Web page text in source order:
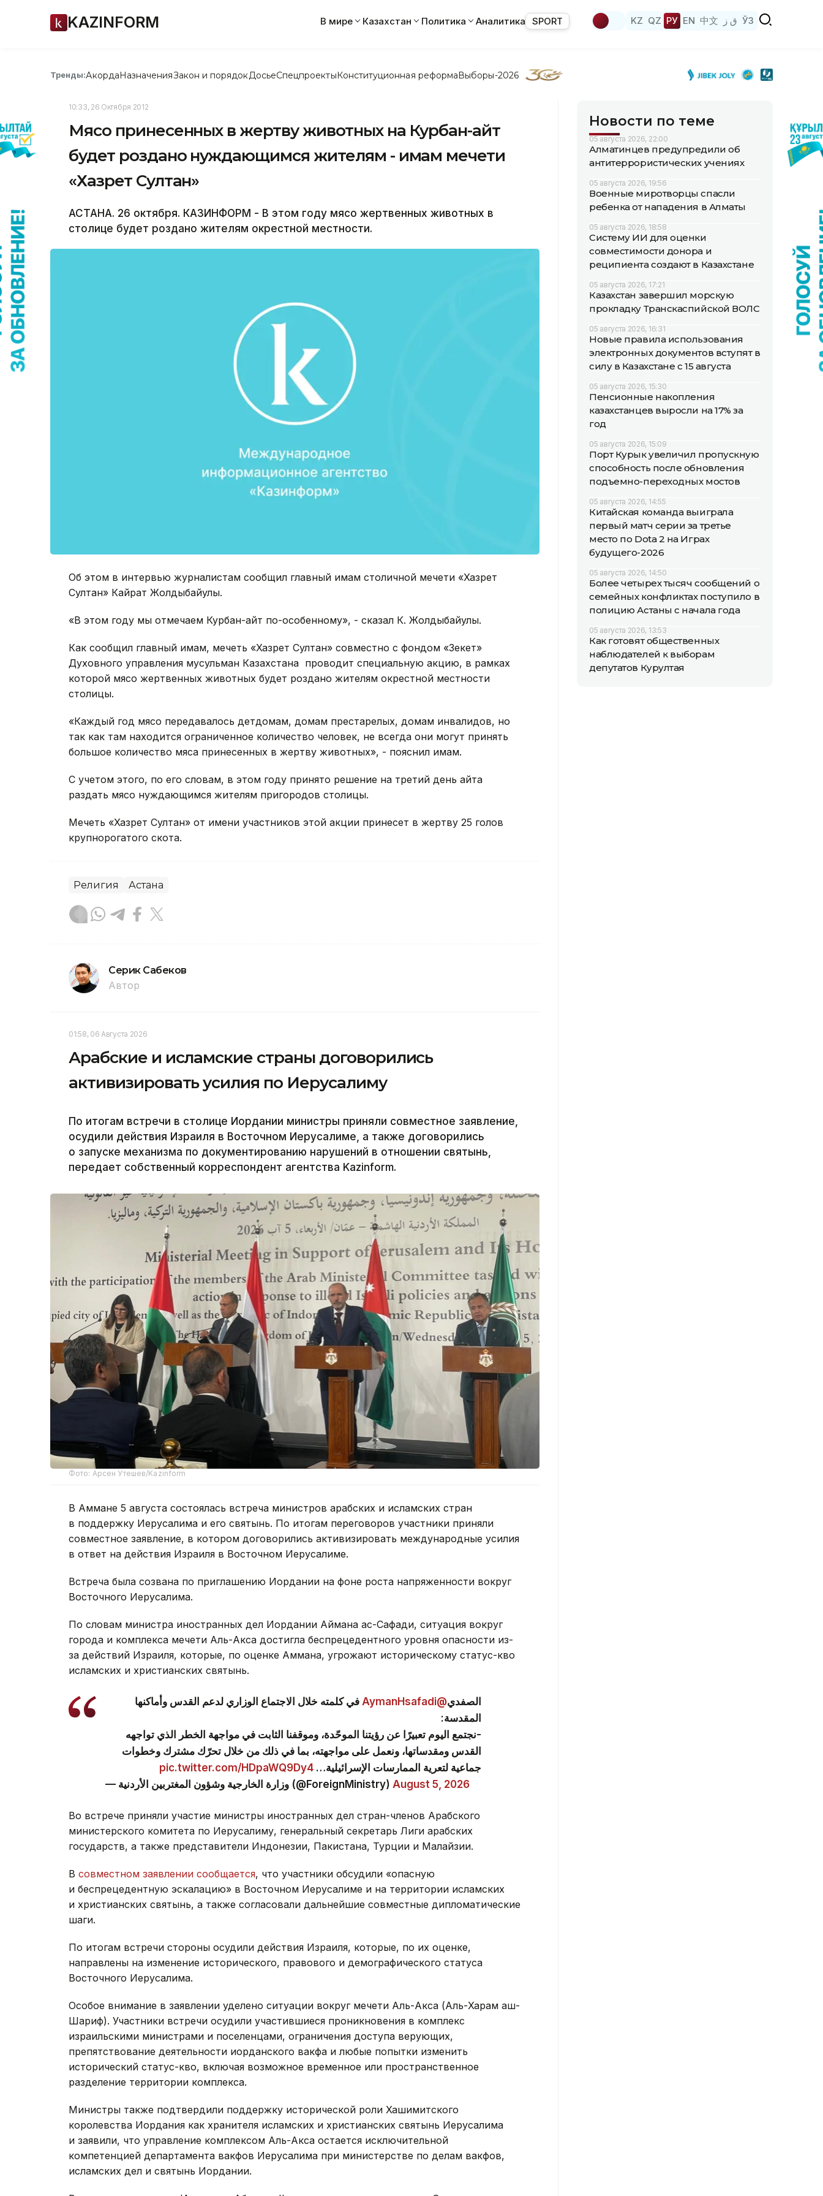
KAZINFORM В мире Казахстан Политика Аналитика SPORT KZ QZ РУ EN 中文 ق ز ЎЗ
Тренды:АкордаНазначенияЗакон и порядок ДосьеСпецпроектыКонституционная реформаВыборы-2026
10:33, 26 Октября 2012
Мясо принесенных в жертву животных на Курбан-айт
будет роздано нуждающимся жителям - имам мечети
«Хазрет Султан»
АСТАНА. 26 октября. КАЗИНФОРМ - В этом году мясо жертвенных животных в
столице будет роздано жителям окрестной местности.
Об этом в интервью журналистам сообщил главный имам столичной мечети «Хазрет
Султан» Кайрат Жолдыбайулы.
«В этом году мы отмечаем Курбан-айт по-особенному», - сказал К. Жолдыбайулы.
Как сообщил главный имам, мечеть «Хазрет Султан» совместно с фондом «Зекет»
Духовного управления мусульман Казахстана проводит специальную акцию, в рамках
которой мясо жертвенных животных будет роздано жителям окрестной местности
столицы.
«Каждый год мясо передавалось детдомам, домам престарелых, домам инвалидов, но
так как там находится ограниченное количество человек, не всегда они могут принять
большое количество мяса принесенных в жертву животных», - пояснил имам.
С учетом этого, по его словам, в этом году принято решение на третий день айта
раздать мясо нуждающимся жителям пригородов столицы.
Мечеть «Хазрет Султан» от имени участников этой акции принесет в жертву 25 голов
крупнорогатого скота.
Религия Астана
Серик Сабеков
Автор
01:58, 06 Августа 2026
Арабские и исламские страны договорились
активизировать усилия по Иерусалиму
По итогам встречи в столице Иордании министры приняли совместное заявление,
осудили действия Израиля в Восточном Иерусалиме, а также договорились
о запуске механизма по документированию нарушений в отношении святынь,
передает собственный корреспондент агентства Kazinform.
Фото: Арсен Утешев/Kazinform
В Аммане 5 августа состоялась встреча министров арабских и исламских стран
в поддержку Иерусалима и его святынь. По итогам переговоров участники приняли
совместное заявление, в котором договорились активизировать международные усилия
в ответ на действия Израиля в Восточном Иерусалиме.
Встреча была созвана по приглашению Иордании на фоне роста напряженности вокруг
Восточного Иерусалима.
По словам министра иностранных дел Иордании Аймана ас-Сафади, ситуация вокруг
города и комплекса мечети Аль-Акса достигла беспрецедентного уровня опасности из-
за действий Израиля, которые, по оценке Аммана, угрожают историческому статус-кво
исламских и христианских святынь.
الصفدي@AymanHsafadi
في كلمته خلال الاجتماع الوزاري لدعم القدس وأماكنها
المقدسة:
-نجتمع اليوم تعبيرًا عن رؤيتنا الموحّدة، وموقفنا الثابت في مواجهة الخطر الذي تواجهه
القدس ومقدساتها، ونعمل على مواجهته، بما في ذلك من خلال تحرّك مشترك وخطوات
جماعية لتعرية الممارسات الإسرائيلية… pic.twitter.com/HDpaWQ9Dy4
— وزارة الخارجية وشؤون المغتربين الأردنية (@ForeignMinistry) August 5, 2026
Во встрече приняли участие министры иностранных дел стран-членов Арабского
министерского комитета по Иерусалиму, генеральный секретарь Лиги арабских
государств, а также представители Индонезии, Пакистана, Турции и Малайзии.
В совместном заявлении сообщается, что участники обсудили «опасную
и беспрецедентную эскалацию» в Восточном Иерусалиме и на территории исламских
и христианских святынь, а также согласовали дальнейшие совместные дипломатические
шаги.
По итогам встречи стороны осудили действия Израиля, которые, по их оценке,
направлены на изменение исторического, правового и демографического статуса
Восточного Иерусалима.
Особое внимание в заявлении уделено ситуации вокруг мечети Аль-Акса (Аль-Харам аш-
Шариф). Участники встречи осудили участившиеся проникновения в комплекс
израильскими министрами и поселенцами, ограничения доступа верующих,
препятствование деятельности иорданского вакфа и любые попытки изменить
исторический статус-кво, включая возможное временное или пространственное
разделение территории комплекса.
Министры также подтвердили поддержку исторической роли Хашимитского
королевства Иордания как хранителя исламских и христианских святынь Иерусалима
и заявили, что управление комплексом Аль-Акса остается исключительной
компетенцией департамента вакфов Иерусалима при министерстве по делам вакфов,
исламских дел и святынь Иордании.
Новости по теме
05 августа 2026, 22:00
Алматинцев предупредили об
антитеррористических учениях
05 августа 2026, 19:56
Военные миротворцы спасли
ребенка от нападения в Алматы
05 августа 2026, 18:58
Систему ИИ для оценки
совместимости донора и
реципиента создают в Казахстане
05 августа 2026, 17:21
Казахстан завершил морскую
прокладку Транскаспийской ВОЛС
05 августа 2026, 16:31
Новые правила использования
электронных документов вступят в
силу в Казахстане с 15 августа
05 августа 2026, 15:30
Пенсионные накопления
казахстанцев выросли на 17% за
год
05 августа 2026, 15:09
Порт Курык увеличил пропускную
способность после обновления
подъемно-переходных мостов
05 августа 2026, 14:55
Китайская команда выиграла
первый матч серии за третье
место по Dota 2 на Играх
будущего-2026
05 августа 2026, 14:50
Более четырех тысяч сообщений о
семейных конфликтах поступило в
полицию Астаны с начала года
05 августа 2026, 13:53
Как готовят общественных
наблюдателей к выборам
депутатов Курултая